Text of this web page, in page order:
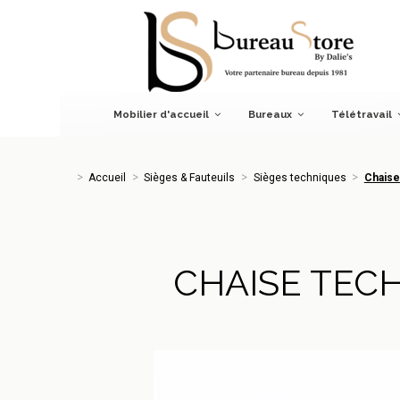
Mobilier d'accueil Bureaux Télétravail
Sièges & Fauteuils Sièges techniques Chaise
Accueil Sièges & Fauteuils Sièges techniques
CHAISE